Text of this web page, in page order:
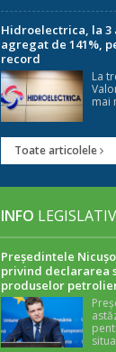
Hidroelectrica, la 3
agregat de 141%,
record
La
mai
Toate articolele
INFO LEGISLATIV
Președintele
privind declararea
produselor